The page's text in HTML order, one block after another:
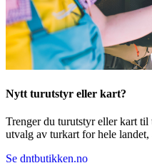
Nytt turutstyr eller kart?
Trenger du turutstyr eller kart
utvalg av turkart for hele
Se dntbutikken.no